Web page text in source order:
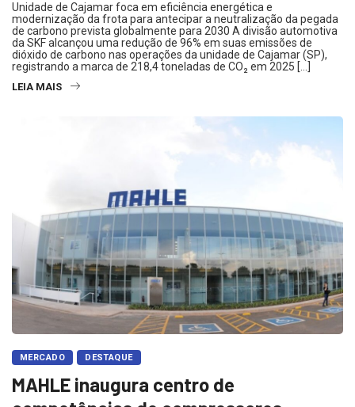
Unidade de Cajamar foca em eficiência energética e
modernização da frota para antecipar a neutralização da pegada
de carbono prevista globalmente para 2030 A divisão automotiva
da SKF alcançou uma redução de 96% em suas emissões de
dióxido de carbono nas operações da unidade de Cajamar (SP),
registrando a marca de 218,4 toneladas de CO₂ em 2025 […]
LEIA MAIS
MERCADO DESTAQUE
MAHLE inaugura centro de